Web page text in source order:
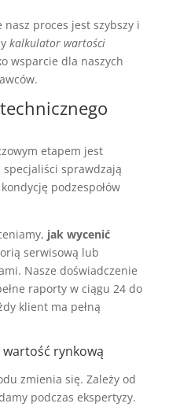
proces jest szybszy i
kalkulator wartości
wsparcie dla naszych
etapem jest
sprawdzają
podzespołów
jak wycenić
serwisową lub
Nasze doświadczenie
raporty w ciągu 24 do
klient ma pełną
wartość rynkową
zmienia się. Zależy od
podczas ekspertyzy.